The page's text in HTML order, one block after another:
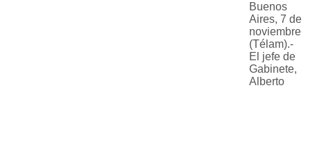
Buenos
Aires, 7 de
noviembre
(Télam).-
El jefe de
Gabinete,
Alberto